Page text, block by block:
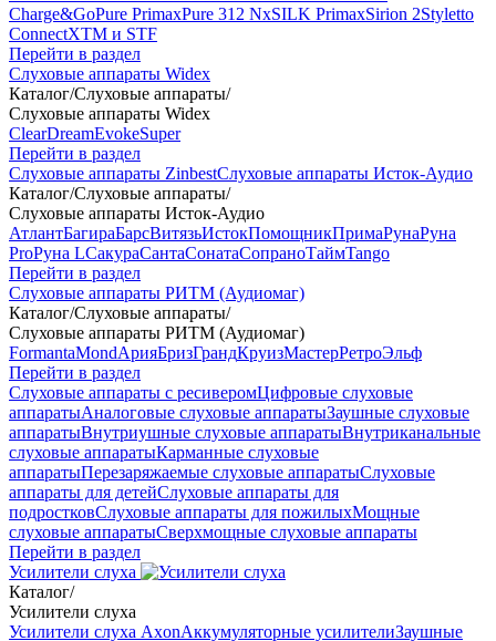
Charge&GoPure PrimaxPure 312 NxSILK PrimaxSirion 2Styletto
ConnectXTM и STF
Перейти в раздел
Слуховые аппараты Widex
Каталог/Слуховые аппараты/
Слуховые аппараты Widex
ClearDreamEvokeSuper
Перейти в раздел
Слуховые аппараты ZinbestСлуховые аппараты Исток-Аудио
Каталог/Слуховые аппараты/
Слуховые аппараты Исток-Аудио
АтлантБагираБарсВитязьИстокПомощникПримаРунаРуна
ProРуна LСакураСантаСонатаСопраноТаймTango
Перейти в раздел
Слуховые аппараты РИТМ (Аудиомаг)
Каталог/Слуховые аппараты/
Слуховые аппараты РИТМ (Аудиомаг)
FormantaMondАрияБризГрандКруизМастерРетроЭльф
Перейти в раздел
Слуховые аппараты с ресиверомЦифровые слуховые
аппаратыАналоговые слуховые аппаратыЗаушные слуховые
аппаратыВнутриушные слуховые аппаратыВнутриканальные
слуховые аппаратыКарманные слуховые
аппаратыПерезаряжаемые слуховые аппаратыСлуховые
аппараты для детейСлуховые аппараты для
подростковСлуховые аппараты для пожилыхМощные
слуховые аппаратыСверхмощные слуховые аппараты
Перейти в раздел
Усилители слуха
Каталог/
Усилители слуха
Усилители слуха AxonАккумуляторные усилителиЗаушные